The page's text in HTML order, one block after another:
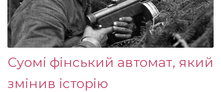
Суомі фінський автомат, який
змінив історію